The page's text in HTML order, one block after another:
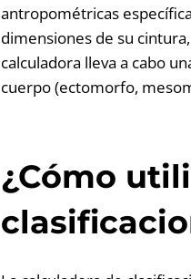
antropométricas
dimensiones de su
calculadora lleva a cabo
cuerpo (ectomorfo,
¿Cómo